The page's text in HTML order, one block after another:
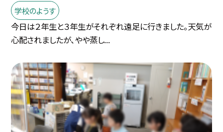
学校のようす
今日は２年生と３年生がそれぞれ遠足に行きました。天気が
心配されましたが、やや蒸し...